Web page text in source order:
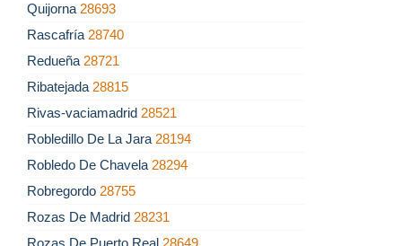
Quijorna 28693
Rascafría 28740
Redueña 28721
Ribatejada 28815
Rivas-vaciamadrid 28521
Robledillo De La Jara 28194
Robledo De Chavela 28294
Robregordo 28755
Rozas De Madrid 28231